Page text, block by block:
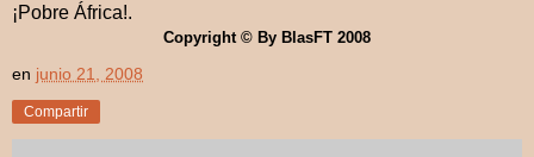
¡Pobre África!.
Copyright © By BlasFT 2008
en junio 21, 2008
Compartir